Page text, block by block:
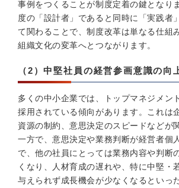
事例をつくることが制度定着の鍵となり
度の「設計者」であると同時に「実践者
て関わることで、制度改革は単なる仕組
組織文化の変革へとつながります。
（2）中堅社員の経営参画意識の向
多くの中小企業では、トップマネジメン
採用されている傾向があります。これは
資源の制約、意思決定のスピードなどが
一方で、意思決定や業務判断が経営者個
で、他の社員にとっては業務内容や判断
くなり、人材育成の遅れや、特に中堅・
与えられず成長機会が少なくなるといっ